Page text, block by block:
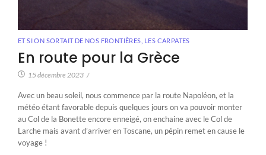
ET SI ON SORTAIT DE NOS FRONTIÈRES LES CARPATES
En route pour la Grèce
15 décembre 2023 /
Avec un beau soleil, nous commence par la route Napoléon, et la
météo étant favorable depuis quelques jours on va pouvoir monter
au Col de la Bonette encore enneigé, on enchaine avec le Col de
Larche mais avant d’arriver en Toscane, un pépin remet en cause le
voyage !